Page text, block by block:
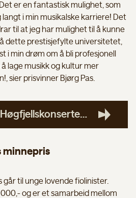
er en fantastisk mulighet, som
i min musikalske karriere! Det
til at jeg har mulighet til å kunne
dette prestisjefylte universitetet,
i min drøm om å bli profesjonell
lage musikk og kultur mer
sier prisvinner Bjørg Pas.
Bestill billett til Høgfjellskonserten Ved Rondane her
minnepris
til unge lovende fiolinister.
og er et samarbeid mellom